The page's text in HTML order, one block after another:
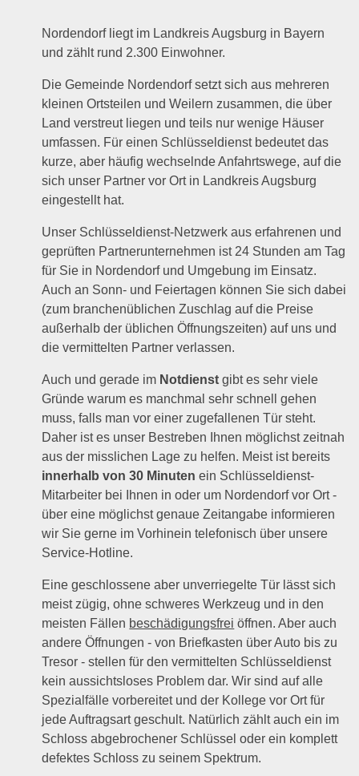
Nordendorf liegt im Landkreis Augsburg in Bayern
und zählt rund 2.300 Einwohner.
Die Gemeinde Nordendorf setzt sich aus mehreren
kleinen Ortsteilen und Weilern zusammen, die über
Land verstreut liegen und teils nur wenige Häuser
umfassen. Für einen Schlüsseldienst bedeutet das
kurze, aber häufig wechselnde Anfahrtswege, auf die
sich unser Partner vor Ort in Landkreis Augsburg
eingestellt hat.
Unser Schlüsseldienst-Netzwerk aus erfahrenen und
geprüften Partnerunternehmen ist 24 Stunden am Tag
für Sie in Nordendorf und Umgebung im Einsatz.
Auch an Sonn- und Feiertagen können Sie sich dabei
(zum branchenüblichen Zuschlag auf die Preise
außerhalb der üblichen Öffnungszeiten) auf uns und
die vermittelten Partner verlassen.
Auch und gerade im Notdienst gibt es sehr viele
Gründe warum es manchmal sehr schnell gehen
muss, falls man vor einer zugefallenen Tür steht.
Daher ist es unser Bestreben Ihnen möglichst zeitnah
aus der misslichen Lage zu helfen. Meist ist bereits
innerhalb von 30 Minuten ein Schlüsseldienst-
Mitarbeiter bei Ihnen in oder um Nordendorf vor Ort -
über eine möglichst genaue Zeitangabe informieren
wir Sie gerne im Vorhinein telefonisch über unsere
Service-Hotline.
Eine geschlossene aber unverriegelte Tür lässt sich
meist zügig, ohne schweres Werkzeug und in den
meisten Fällen beschädigungsfrei öffnen. Aber auch
andere Öffnungen - von Briefkasten über Auto bis zu
Tresor - stellen für den vermittelten Schlüsseldienst
kein aussichtsloses Problem dar. Wir sind auf alle
Spezialfälle vorbereitet und der Kollege vor Ort für
jede Auftragsart geschult. Natürlich zählt auch ein im
Schloss abgebrochener Schlüssel oder ein komplett
defektes Schloss zu seinem Spektrum.